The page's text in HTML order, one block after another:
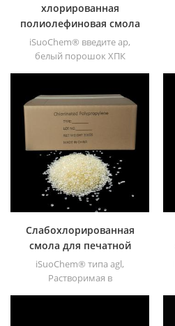
хлорированная
полиолефиновая смола
iSuoChem® введите ap,
белый порошок ХПК
растворимый в
растворителе
хлорированный
полипропилен усилитель
адгезии для
полиолефиновых
субстратов. имеет отличную
адгезию к пп, pe, epdm &;
tpo материалы.
Слабохлорированная
смола для печатной
краски
iSuoChem® типа agl,
Растворимая в